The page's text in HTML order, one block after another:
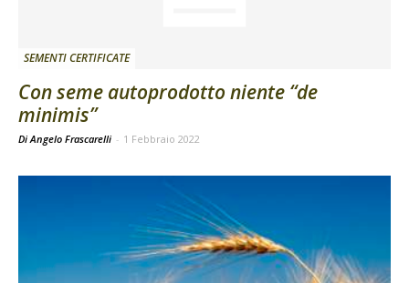
SEMENTI CERTIFICATE
Con seme autoprodotto niente “de
minimis”
Di Angelo Frascarelli - 1 Febbraio 2022